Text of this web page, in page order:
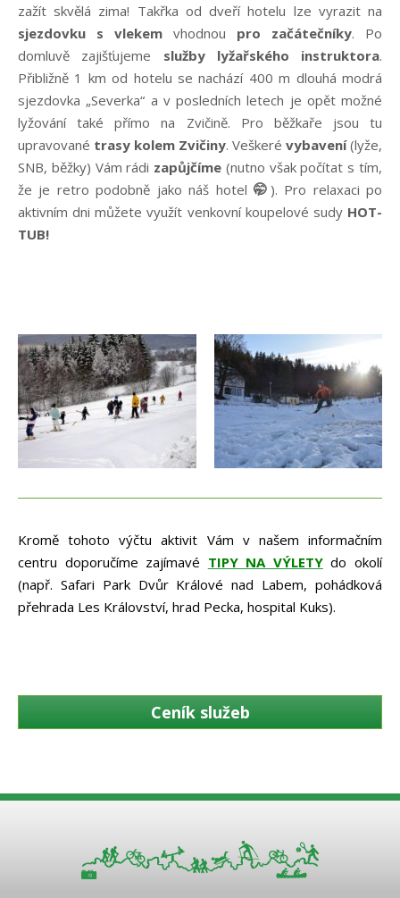
zažít skvělá zima! Takřka od dveří hotelu lze vyrazit na
sjezdovku s vlekem vhodnou pro začátečníky. Po
domluvě zajišťujeme služby lyžařského instruktora.
Přibližně 1 km od hotelu se nachází 400 m dlouhá modrá
sjezdovka „Severka“ a v posledních letech je opět možné
lyžování také přímo na Zvičině. Pro běžkaře jsou tu
upravované trasy kolem Zvičiny. Veškeré vybavení(lyže,
SNB, běžky) Vám rádi zapůjčíme (nutno však počítat s tím,
že je retro podobně jako náš hotel🤭 ). Pro relaxaci po
aktivním dni můžete využít venkovní koupelové sudy HOT-
TUB!
Kromě tohoto výčtu aktivit Vám v našem informačním
centru doporučíme zajímavé TIPY NA VÝLETY do okolí
(např. Safari Park Dvůr Králové nad Labem, pohádková
přehrada Les Království, hrad Pecka, hospital Kuks).
Ceník služeb